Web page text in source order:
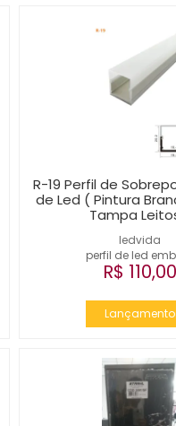
ledvida
perfil de led
R-19 Perfil de
de Led ( Pintura
Tampa
R$ 110,00
Lançamento